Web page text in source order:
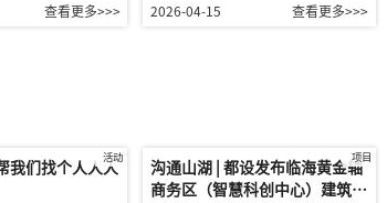
查看更多>>> 2026-04-15 查看更多>>>
活动
我们找个人人人
项目
沟通山湖 | 都设发布临海黄金轴
商务区（智慧科创中心）建筑概